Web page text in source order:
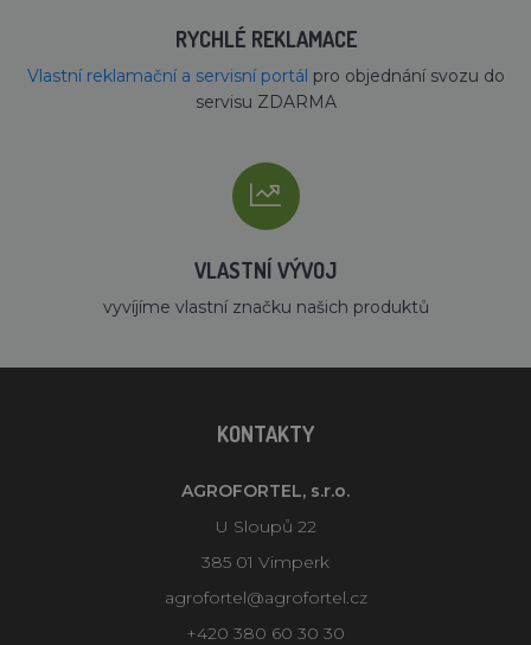
RYCHLÉ REKLAMACE
Vlastní reklamační a servisní portál pro objednání svozu do
servisu ZDARMA
VLASTNÍ VÝVOJ
vyvíjíme vlastní značku našich produktů
KONTAKTY
AGROFORTEL, s.r.o.
U Sloupů 22
385 01 Vimperk
agrofortel@agrofortel.cz
+420 380 60 30 30